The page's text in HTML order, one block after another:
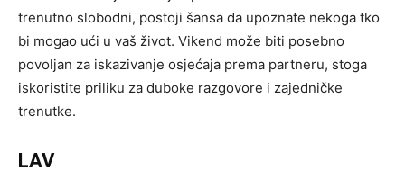
trenutno slobodni, postoji šansa da upoznate nekoga tko
bi mogao ući u vaš život. Vikend može biti posebno
povoljan za iskazivanje osjećaja prema partneru, stoga
iskoristite priliku za duboke razgovore i zajedničke
trenutke.
LAV